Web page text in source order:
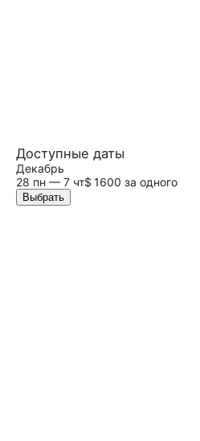
Доступные даты
Декабрь
28 пн — 7 чт$ 1600 за одного
Выбрать